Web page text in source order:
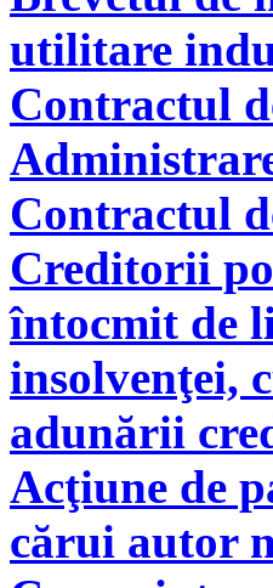
utilitare
Contractul
Contractul
Creditorii
întocmit de
insolvenţei,
adunării
Acţiune de
cărui autor